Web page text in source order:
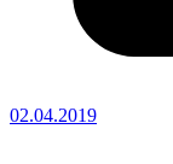
02.04.2019